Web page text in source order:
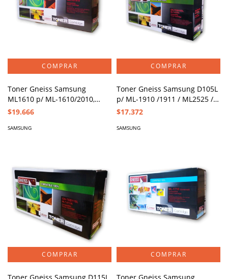
Toner Gneiss Samsung
ML1610 p/ ML-1610/2010,
SCX-4521F, XEROX PHASER
$19.666
SAMSUNG
Toner Gneiss Samsung D105L
p/ ML-1910 /1911 / ML2525 /
2581 / SCX4600 / SCX4623F
$17.372
SAMSUNG